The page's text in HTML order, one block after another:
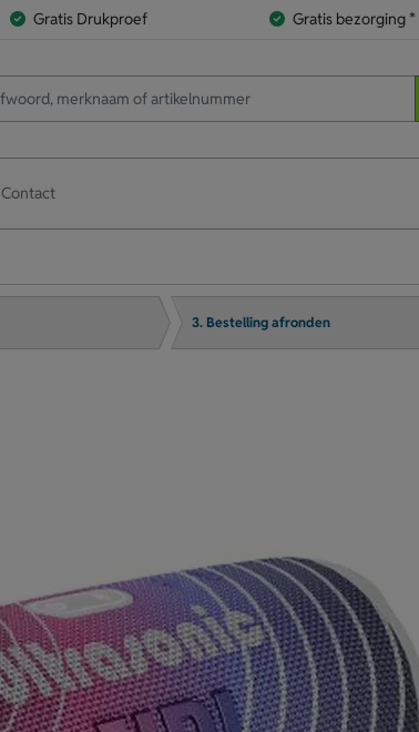
Gratis Drukproef Gratis bezorging *
Contact
3. Bestelling afronden